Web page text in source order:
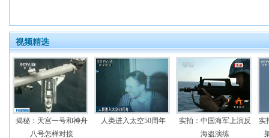
视频精选
揭秘：天宫一号和神舟
八号怎样对接
人类进入太空50周年
实拍：中国海军上演反
海盗演练
实